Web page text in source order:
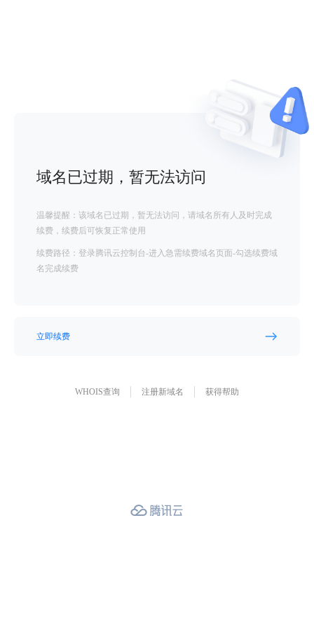
域名已过期，暂无法访问
温馨提醒：该域名已过期，暂无法访问，请域名所有人及时完成
续费，续费后可恢复正常使用
续费路径：登录腾讯云控制台-进入急需续费域名页面-勾选续费域
名完成续费
立即续费
WHOIS查询 注册新域名 获得帮助